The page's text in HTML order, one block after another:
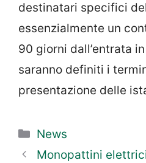
destinatari specifici
essenzialmente un
90 giorni dall’entrata
saranno definiti i
presentazione delle
Categorie
News
Monopattini